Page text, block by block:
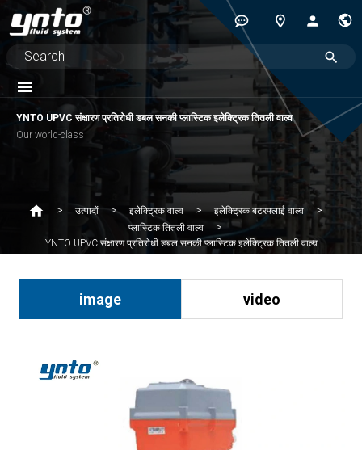
YNTO UPVC संक्षारण प्रतिरोधी डबल सनकी प्लास्टिक इलेक्ट्रिक तितली वाल्व
Our world-class
उत्पादों इलेक्ट्रिक वाल्व
इलेक्ट्रिक बटरफ्लाई वाल्व
प्लास्टिक तितली वाल्व
YNTO UPVC संक्षारण प्रतिरोधी डबल सनकी प्लास्टिक इलेक्ट्रिक तितली वाल्व
image video